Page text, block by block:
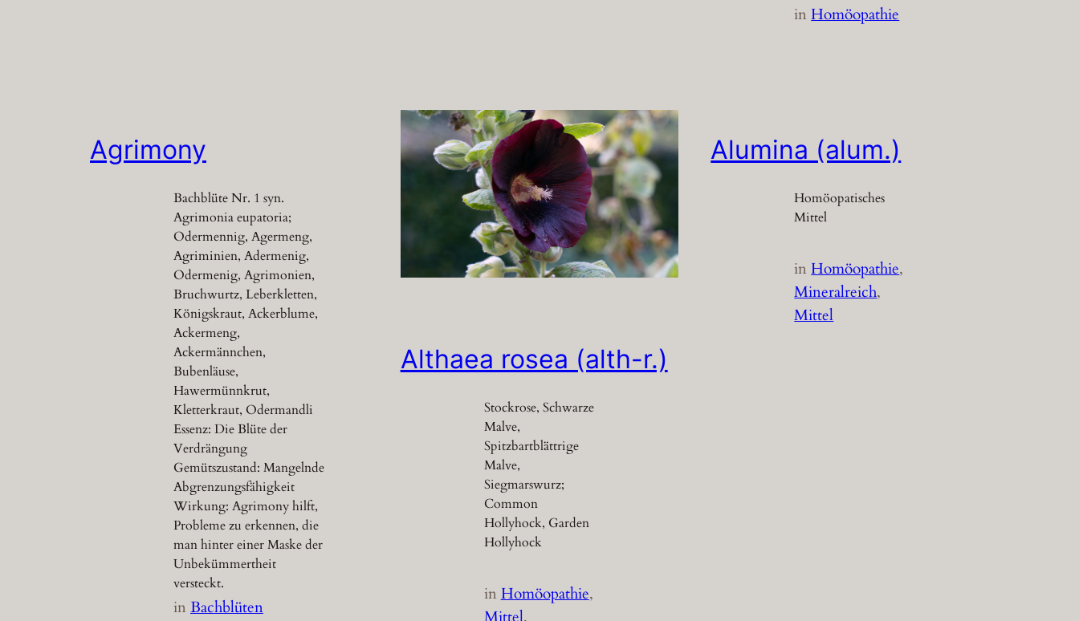
inHomöopathie
Agrimony
Bachblüte Nr. 1 syn.
Agrimonia eupatoria;
Odermennig, Agermeng,
Agriminien, Adermenig,
Odermenig, Agrimonien,
Bruchwurtz, Leberkletten,
Königskraut, Ackerblume,
Ackermeng,
Ackermännchen,
Bubenläuse,
Hawermünnkrut,
Kletterkraut, Odermandli
Essenz: Die Blüte der
Verdrängung
Gemütszustand: Mangelnde
Abgrenzungsfähigkeit
Wirkung: Agrimony hilft,
Probleme zu erkennen, die
man hinter einer Maske der
Unbekümmertheit
versteckt.
inBachblüten
Althaea rosea (alth-r.)
Stockrose, Schwarze
Malve,
Spitzbartblättrige
Malve,
Siegmarswurz;
Common
Hollyhock, Garden
Hollyhock
inHomöopathie
Alumina (alum.)
Homöopatisches
Mittel
inHomöopathie
Mineralreich
Mittel